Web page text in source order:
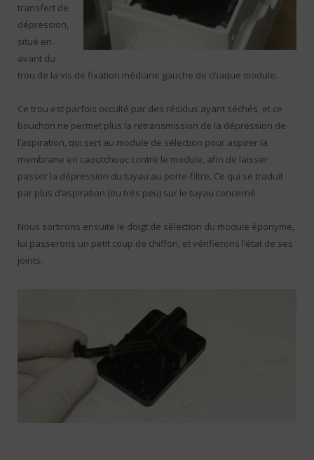
transfert de
dépression,
situé en
avant du
trou de la vis de fixation médiane gauche de chaque module.
Ce trou est parfois occulté par des résidus ayant séchés, et ce
bouchon ne permet plus la retransmission de la dépression de
l’aspiration, qui sert au module de sélection pour aspirer la
membrane en caoutchouc contre le module, afin de laisser
passer la dépression du tuyau au porte-filtre. Ce qui se traduit
par plus d’aspiration (ou très peu) sur le tuyau concerné.
Nous sortirons ensuite le doigt de sélection du module éponyme,
lui passerons un petit coup de chiffon, et vérifierons l’état de ses
joints.